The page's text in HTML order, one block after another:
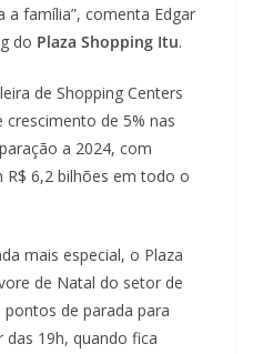
a família”, comenta Edgar
do Plaza Shopping Itu.
de Shopping Centers
crescimento de 5% nas
a 2024, com
6,2 bilhões em todo o
mais especial, o Plaza
de Natal do setor de
de parada para
19h, quando fica